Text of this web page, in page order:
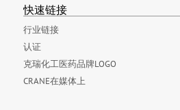
快速链接
行业链接
认证
克瑞化工医药品牌LOGO
CRANE在媒体上